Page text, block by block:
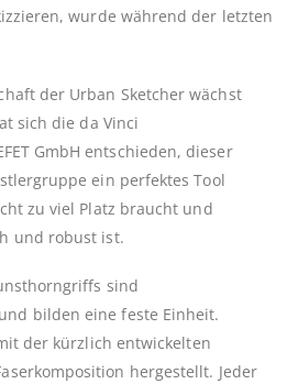
wurde während der letzten
der Urban Sketcher wächst
sich die da Vinci
GmbH entschieden, dieser
ein perfektes Tool
zu viel Platz braucht und
und robust ist.
sind
bilden eine feste Einheit.
der kürzlich entwickelten
hergestellt. Jeder